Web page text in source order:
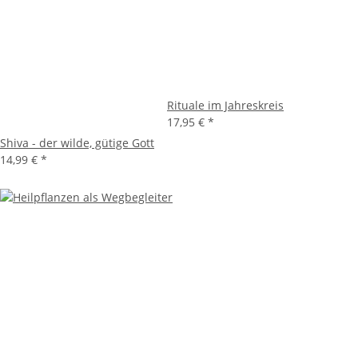
Shiva - der wilde, gütige Gott
14,99 € *
Rituale im Jahreskreis
17,95 € *